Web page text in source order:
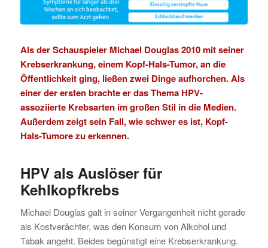
Als der Schauspieler Michael Douglas 2010 mit seiner
Krebserkrankung, einem Kopf-Hals-Tumor, an die
Öffentlichkeit ging, ließen zwei Dinge aufhorchen. Als
einer der ersten brachte er das Thema HPV-
assoziierte Krebsarten im großen Stil in die Medien.
Außerdem zeigt sein Fall, wie schwer es ist, Kopf-
Hals-Tumore zu erkennen.
HPV als Auslöser für
Kehlkopfkrebs
Michael Douglas galt in seiner Vergangenheit nicht gerade
als Kostverächter, was den Konsum von Alkohol und
Tabak angeht. Beides begünstigt eine Krebserkrankung.